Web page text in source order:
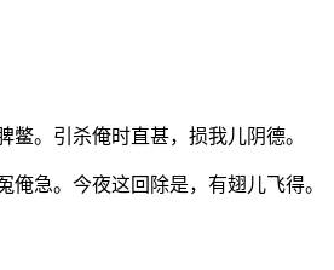
鳖。引杀俺时直甚，损我儿阴德。
俺急。今夜这回除是，有翅儿飞得。